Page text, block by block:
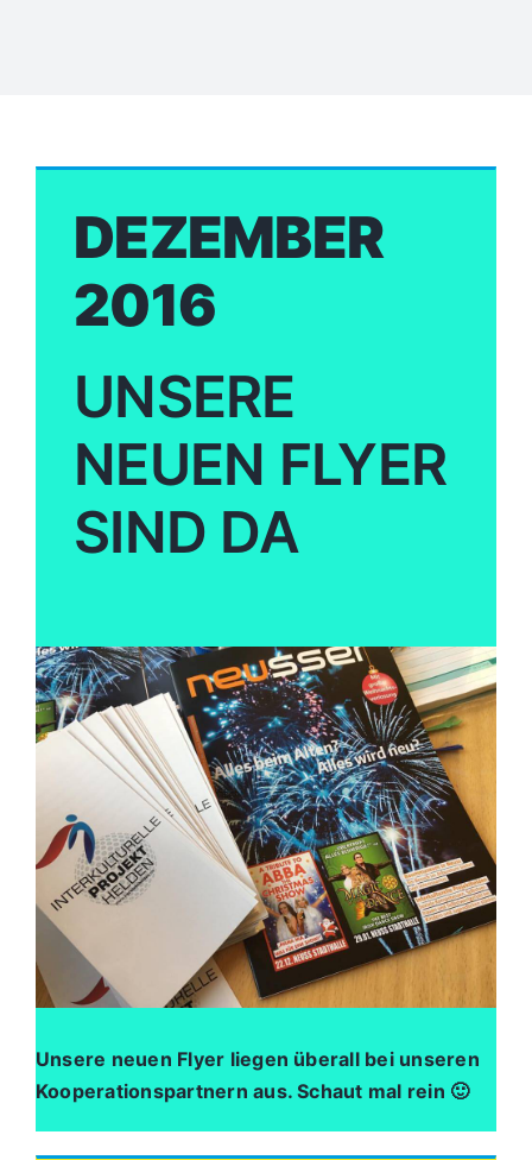
DEZEMBER
2016
UNSERE
NEUEN FLYER
SIND DA
Unsere neuen Flyer liegen überall bei unseren
Kooperationspartnern aus. Schaut mal rein 🙂